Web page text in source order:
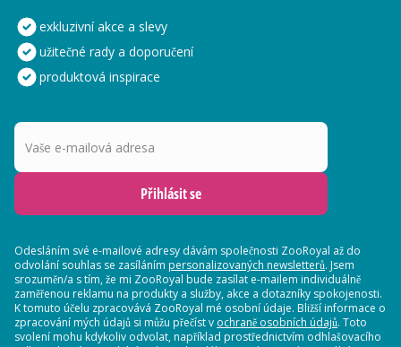
exkluzivní akce a slevy
užitečné rady a doporučení
produktová inspirace
Vaše e-mailová adresa
Přihlásit se
Odesláním své e-mailové adresy dávám společnosti ZooRoyal až do
odvolání souhlas se zasíláním personalizovaných newsletterů. Jsem
srozuměn/a s tím, že mi ZooRoyal bude zasílat e-mailem individuálně
zaměřenou reklamu na produkty a služby, akce a dotazníky spokojenosti.
K tomuto účelu zpracovává ZooRoyal mé osobní údaje. Bližší informace o
zpracování mých údajů si můžu přečíst v ochraně osobních údajů. Toto
svolení mohu kdykoliv odvolat, například prostřednictvím odhlašovacího